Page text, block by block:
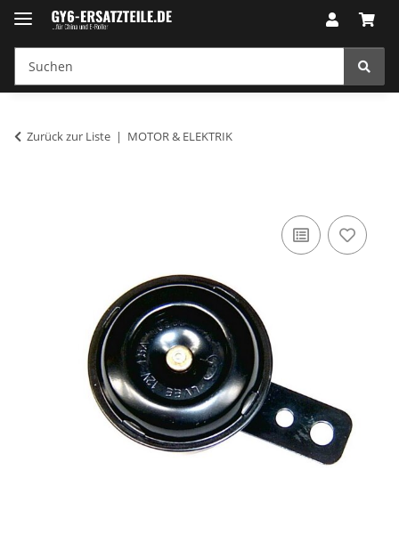
Zurück zur Liste MOTOR & ELEKTRIK